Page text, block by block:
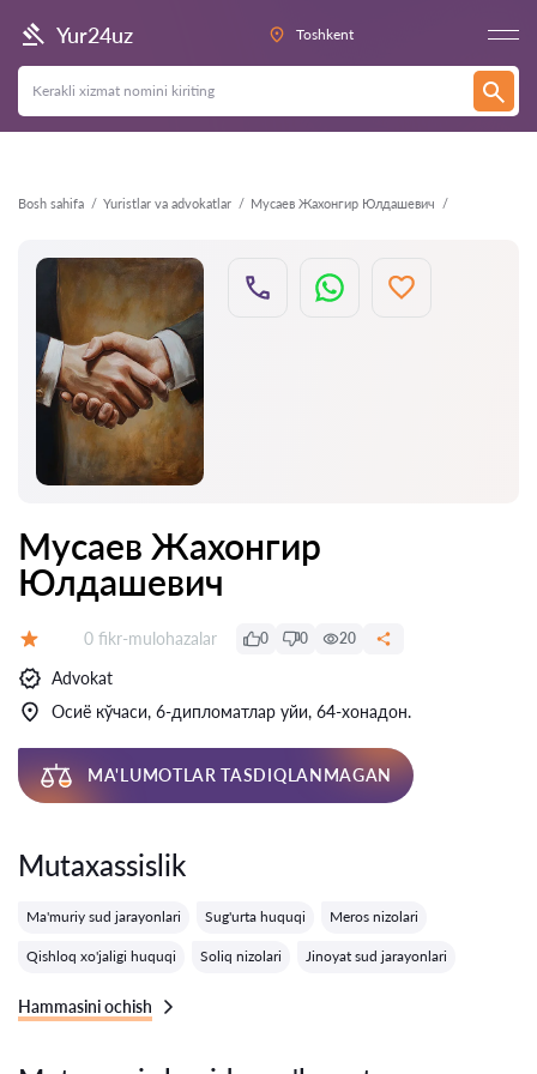
Yur24uz Toshkent
Bosh sahifa Yuristlar va advokatlar Мусаев Жахонгир Юлдашевич
Orqaga
Мусаев Жахонгир
Юлдашевич
Fikrlar:
0 fikr-mulohazalar 0 0 20
Advokat
Осиё кўчаси, 6-дипломатлар уйи, 64-хонадон.
MA'LUMOTLAR TASDIQLANMAGAN
Mutaxassislik
Ma'muriy sud jarayonlari Sug'urta huquqi Meros nizolari
Qishloq xo'jaligi huquqi Soliq nizolari Jinoyat sud jarayonlari
Hammasini ochish